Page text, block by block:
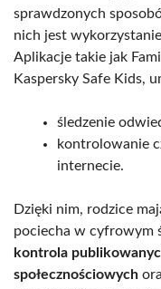
sprawdzonych
nich jest wykorzystanie
Aplikacje takie jak
Kaspersky Safe Kids,
śledzenie
kontrolowanie
internecie.
Dzięki nim, rodzice
pociecha w cyfrowym
kontrola
społecznościowych